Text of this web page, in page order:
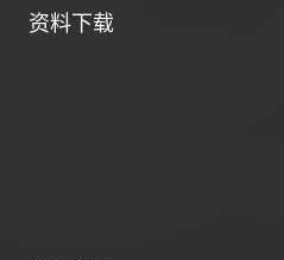
资料下载